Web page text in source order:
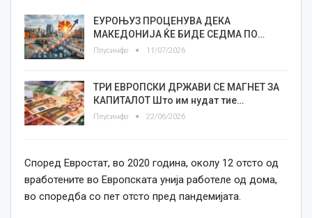
ЕУРОЊУЗ ПРОЦЕНУВА ДЕКА
МАКЕДОНИЈА ЌЕ БИДЕ СЕДМА ПО…
Плусинфо 11/07/2026
ТРИ ЕВРОПСКИ ДРЖАВИ СЕ МАГНЕТ ЗА
КАПИТАЛОТ Што им нудат тие…
Плусинфо 22/06/2026
Според Евростат, во 2020 година, околу 12 отсто од
вработените во Европската унија работеле од дома,
во споредба со пет отсто пред пандемијата.